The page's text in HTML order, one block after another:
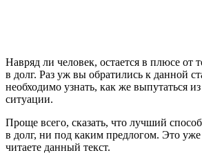
Навряд ли человек, остается в плюсе от
в долг. Раз уж вы обратились к данной
необходимо узнать, как же выпутаться
ситуации.
Проще всего, сказать, что лучший
в долг, ни под каким предлогом. Это уже
читаете данный текст.